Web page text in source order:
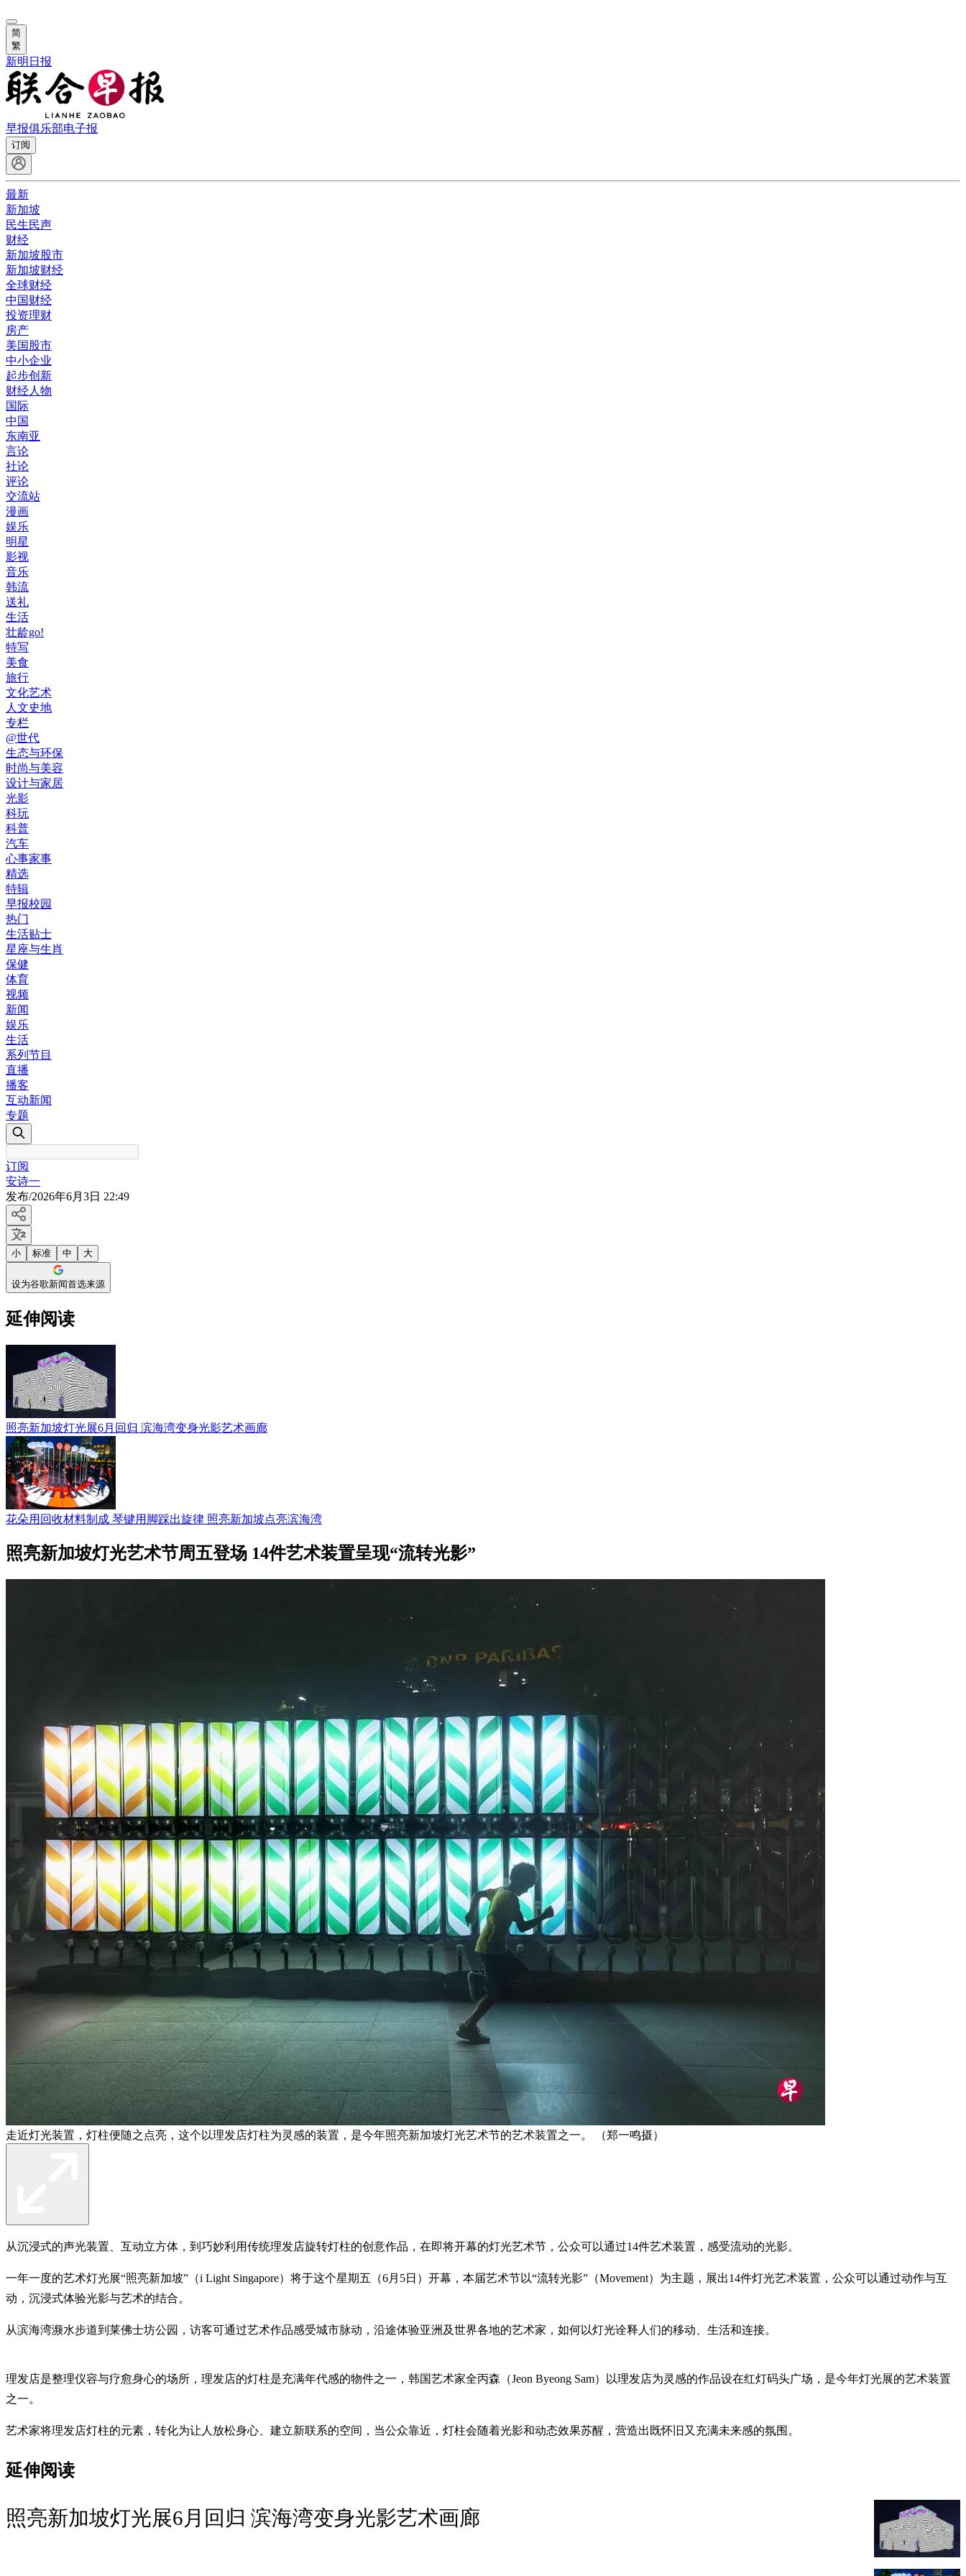
简
繁
新明日报
早报俱乐部电子报
订阅
最新
新加坡
民生民声
财经
新加坡股市
新加坡财经
全球财经
中国财经
投资理财
房产
美国股市
中小企业
起步创新
财经人物
国际
中国
东南亚
言论
社论
评论
交流站
漫画
娱乐
明星
影视
音乐
韩流
送礼
生活
壮龄go!
特写
美食
旅行
文化艺术
人文史地
专栏
@世代
生态与环保
时尚与美容
设计与家居
光影
科玩
科普
汽车
心事家事
精选
特辑
早报校园
热门
生活贴士
星座与生肖
保健
体育
视频
新闻
娱乐
生活
系列节目
直播
播客
互动新闻
专题
订阅
安诗一
发布/2026年6月3日 22:49
小 标准 中 大
设为谷歌新闻首选来源
延伸阅读
照亮新加坡灯光展6月回归 滨海湾变身光影艺术画廊
花朵用回收材料制成 琴键用脚踩出旋律 照亮新加坡点亮滨海湾
照亮新加坡灯光艺术节周五登场 14件艺术装置呈现“流转光影”
走近灯光装置，灯柱便随之点亮，这个以理发店灯柱为灵感的装置，是今年照亮新加坡灯光艺术节的艺术装置之一。 （郑一鸣摄）
从沉浸式的声光装置、互动立方体，到巧妙利用传统理发店旋转灯柱的创意作品，在即将开幕的灯光艺术节，公众可以通过14件艺术装置，感受流动的光影。
一年一度的艺术灯光展“照亮新加坡”（i Light Singapore）将于这个星期五（6月5日）开幕，本届艺术节以“流转光影”（Movement）为主题，展出14件灯光艺术装置，公众可以通过动作与互
动，沉浸式体验光影与艺术的结合。
从滨海湾濒水步道到莱佛士坊公园，访客可通过艺术作品感受城市脉动，沿途体验亚洲及世界各地的艺术家，如何以灯光诠释人们的移动、生活和连接。
理发店是整理仪容与疗愈身心的场所，理发店的灯柱是充满年代感的物件之一，韩国艺术家全丙森（Jeon Byeong Sam）以理发店为灵感的作品设在红灯码头广场，是今年灯光展的艺术装置
之一。
艺术家将理发店灯柱的元素，转化为让人放松身心、建立新联系的空间，当公众靠近，灯柱会随着光影和动态效果苏醒，营造出既怀旧又充满未来感的氛围。
延伸阅读
照亮新加坡灯光展6月回归 滨海湾变身光影艺术画廊